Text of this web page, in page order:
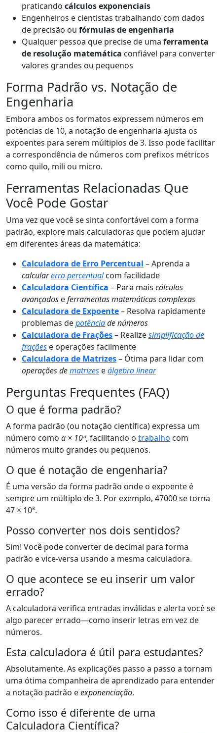
praticando cálculos exponenciais
Engenheiros e cientistas trabalhando com dados
de precisão ou fórmulas de engenharia
Qualquer pessoa que precise de uma ferramenta
de resolução matemática confiável para converter
valores grandes ou pequenos
Forma Padrão vs. Notação de
Engenharia
Embora ambos os formatos expressem números em
potências de 10, a notação de engenharia ajusta os
expoentes para serem múltiplos de 3. Isso pode facilitar
a correspondência de números com prefixos métricos
como quilo, mili ou micro.
Ferramentas Relacionadas Que
Você Pode Gostar
Uma vez que você se sinta confortável com a forma
padrão, explore mais calculadoras que podem ajudar
em diferentes áreas da matemática:
Calculadora de Erro Percentual – Aprenda a
calcularerro percentualcom facilidade
Calculadora Científica – Para mais cálculos
avançados eferramentas matemáticas complexas
Calculadora de Expoente– Resolva rapidamente
problemas depotênciade números
Calculadora de Frações– Realizesimplificação de
frações e operações facilmente
Calculadora de Matrizes– Ótima para lidar com
operações dematrizes eálgebra linear
Perguntas Frequentes (FAQ)
O que é forma padrão?
A forma padrão (ou notação científica) expressa um
número como a × 10ⁿ, facilitando o trabalho com
números muito grandes ou pequenos.
O que é notação de engenharia?
É uma versão da forma padrão onde o expoente é
sempre um múltiplo de 3. Por exemplo, 47000 se torna
47 × 10³.
Posso converter nos dois sentidos?
Sim! Você pode converter de decimal para forma
padrão e vice-versa usando a mesma calculadora.
O que acontece se eu inserir um valor
errado?
A calculadora verifica entradas inválidas e alerta você se
algo parecer errado—como inserir letras em vez de
números.
Esta calculadora é útil para estudantes?
Absolutamente. As explicações passo a passo a tornam
uma ótima companheira de aprendizado para entender
a notação padrão eexponenciação.
Como isso é diferente de uma
Calculadora Científica?